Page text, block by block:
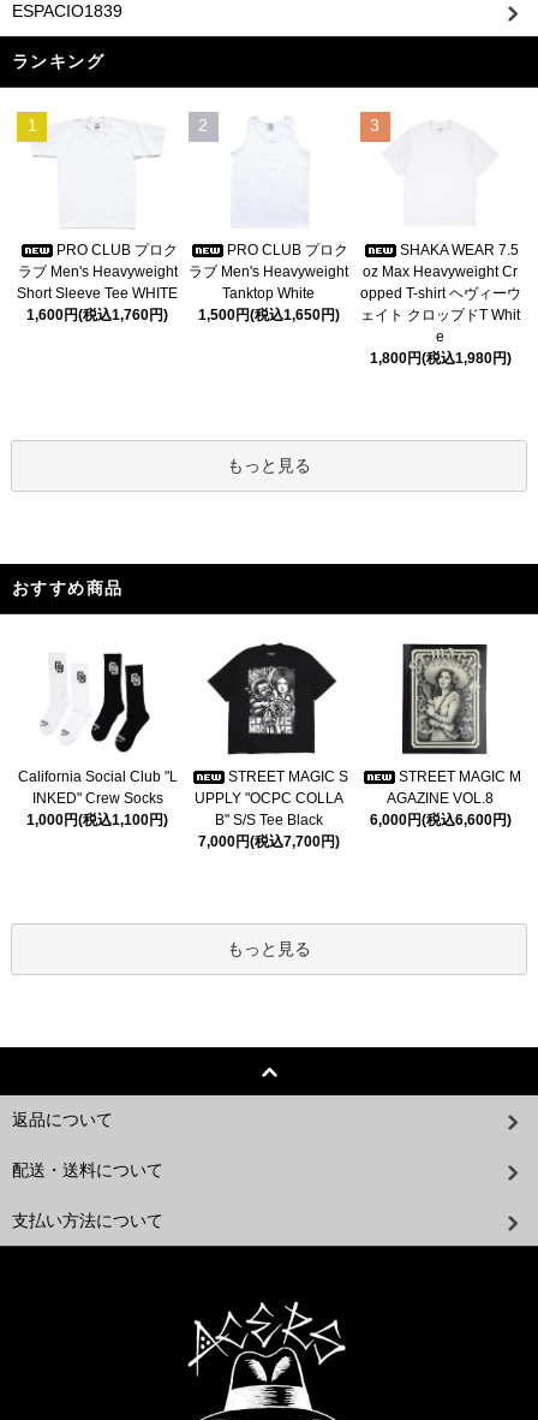
ESPACIO1839
ランキング
1
PRO CLUB プロク
ラブ Men's Heavyweight
Short Sleeve Tee WHITE
1,600円(税込1,760円)
2
PRO CLUB プロク
ラブ Men's Heavyweight
Tanktop White
1,500円(税込1,650円)
3
SHAKA WEAR 7.5
oz Max Heavyweight Cr
opped T-shirt ヘヴィーウ
ェイト クロップドT Whit
e
1,800円(税込1,980円)
もっと見る
おすすめ商品
California Social Club "L
INKED" Crew Socks
1,000円(税込1,100円)
STREET MAGIC S
UPPLY "OCPC COLLA
B" S/S Tee Black
7,000円(税込7,700円)
STREET MAGIC M
AGAZINE VOL.8
6,000円(税込6,600円)
もっと見る
返品について
配送・送料について
支払い方法について